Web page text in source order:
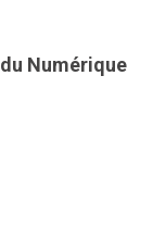
Numérique